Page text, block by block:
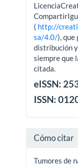
( http://
sa/4.0/), que
distribución
siempre que
citada.
eISSN:
ISSN:
Cómo citar
Tumores de